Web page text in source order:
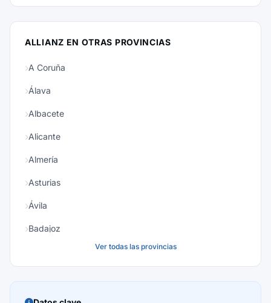
ALLIANZ EN OTRAS PROVINCIAS
A Coruña
Álava
Albacete
Alicante
Almería
Asturias
Ávila
Badajoz
Burgos
Ver todas las provincias